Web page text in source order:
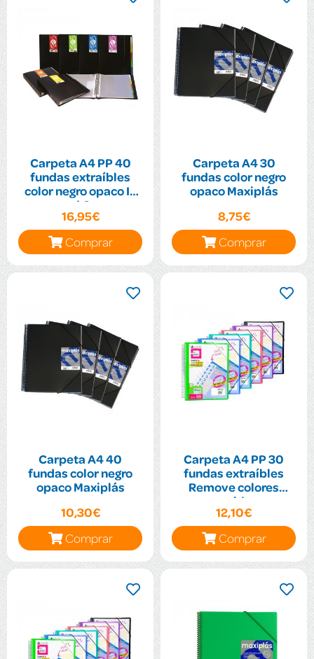
Carpeta A4 PP 40
fundas extraíbles
color negro opaco In
and Out
16,95€
Comprar
Carpeta A4 30
fundas color negro
opaco Maxiplás
8,75€
Comprar
Carpeta A4 40
fundas color negro
opaco Maxiplás
10,30€
Comprar
Carpeta A4 PP 30
fundas extraíbles
Remove colores
surtidos
12,10€
Comprar